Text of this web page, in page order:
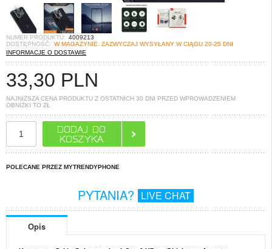
NUMER PRODUKTU: 4009213
DOSTĘPNOŚĆ: W MAGAZYNIE. ZAZWYCZAJ WYSYŁANY W CIĄGU 20-25 DNI
INFORMACJE O DOSTAWIE
33,30 PLN
NAJNIŻSZA CENA PRODUKTU Z OSTATNICH 30 DNI PRZED WPROWADZENIEM
OBNIŻKI TO ZŁ
POLECANE PRZEZ MYTRENDYPHONE
PYTANIA? LIVE CHAT
Opis